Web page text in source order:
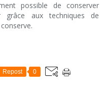
possible de conserver
grâce aux techniques de
Repost 0